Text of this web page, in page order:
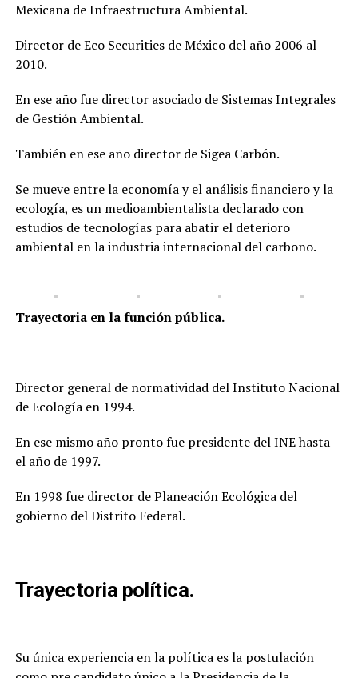
Mexicana de Infraestructura Ambiental.
Director de Eco Securities de México del año 2006 al
2010.
En ese año fue director asociado de Sistemas Integrales
de Gestión Ambiental.
También en ese año director de Sigea Carbón.
Se mueve entre la economía y el análisis financiero y la
ecología, es un medioambientalista declarado con
estudios de tecnologías para abatir el deterioro
ambiental en la industria internacional del carbono.
Trayectoria en la función pública.
Director general de normatividad del Instituto Nacional
de Ecología en 1994.
En ese mismo año pronto fue presidente del INE hasta
el año de 1997.
En 1998 fue director de Planeación Ecológica del
gobierno del Distrito Federal.
Trayectoria política.
Su única experiencia en la política es la postulación